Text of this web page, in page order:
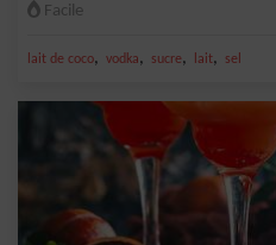
Facile
lait de coco, vodka, sucre, lait, sel